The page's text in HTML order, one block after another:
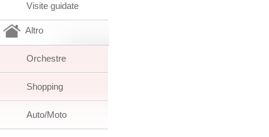
Visite guidate
Altro
Orchestre
Shopping
Auto/Moto